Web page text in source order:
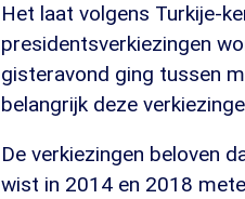
Het laat volgens Turkije-
presidentsverkiezingen
gisteravond ging tussen
belangrijk deze
De verkiezingen beloven
wist in 2014 en 2018